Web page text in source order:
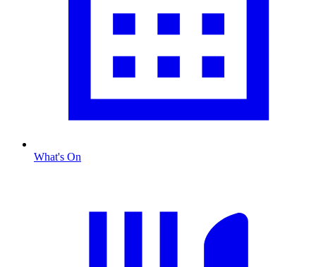
What's On